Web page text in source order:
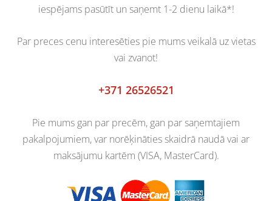
iespējams pasūtīt un saņemt 1-2 dienu laikā*!
Par preces cenu interesēties pie mums veikalā uz vietas
vai zvanot!
+371 26526521
Pie mums gan par precēm, gan par saņemtajiem
pakalpojumiem, var norēķināties skaidrā naudā vai ar
maksājumu kartēm (VISA, MasterCard).